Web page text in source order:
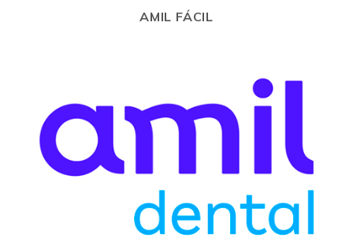
AMIL FÁCIL